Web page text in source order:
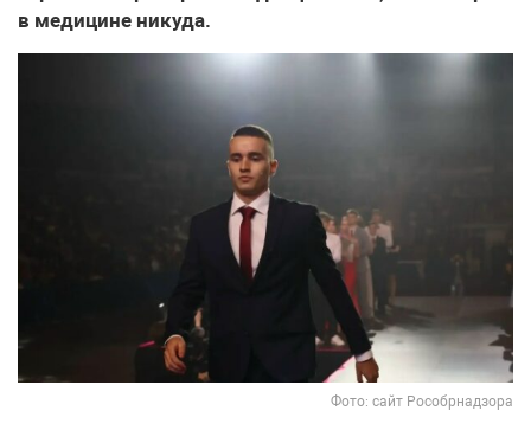
в медицине никуда.
Фото: сайт Рособрнадзора